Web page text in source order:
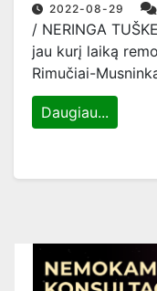
2022-08-29
/ NERINGA
jau kurį laiką
Rimučiai-
Daugiau...